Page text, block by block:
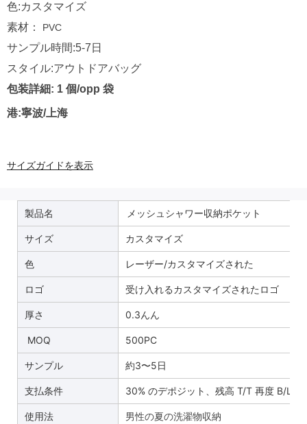
色:カスタマイズ
素材： PVC
サンプル時間:5-7日
スタイル:アウトドアバッグ
包装詳細: 1 個/opp 袋
港:寧波/上海
サイズガイドを表示
製品名 メッシュシャワー収納ポケット
サイズ カスタマイズ
色 レーザー/カスタマイズされた
ロゴ 受け入れるカスタマイズされたロゴ
厚さ 0.3んん
MOQ 500PC
サンプル 約3〜5日
支払条件 30% のデポジット、残高 T/T 再度 B/L コ
使用法 男性の夏の洗濯物収納